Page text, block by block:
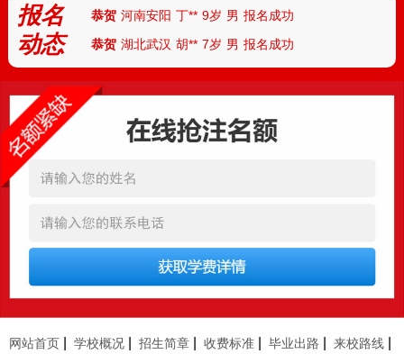
报名
动态
恭贺 河南安阳 丁** 9岁 男 报名成功
恭贺 湖北武汉 胡** 7岁 男 报名成功
恭贺
湖南怀化 任* 6岁 男 报名成功
恭贺 杭州
恭贺 四川成都
恭贺 新疆 古** 11岁 男 报名成功
安徽临泉 张** 9岁 男 报名成功
恭贺 河南郑州 李** 13岁 男 报名成功
网站首页| 学校概况| 招生简章| 收费标准| 毕业出路 来校路线|